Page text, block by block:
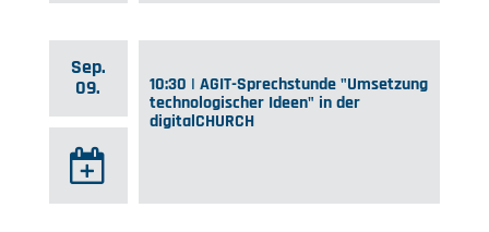
Sep.
09.
10:30 | AGIT-Sprechstunde "Umsetzung
technologischer Ideen" in der
digitalCHURCH